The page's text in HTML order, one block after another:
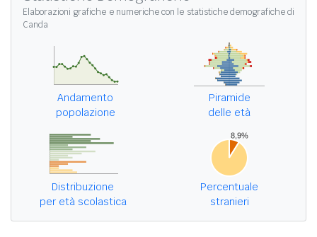
Elaborazioni grafiche e numeriche con le statistiche demografiche di
Canda
Andamento
popolazione
Piramide
delle età
Distribuzione
per età scolastica
Percentuale
stranieri